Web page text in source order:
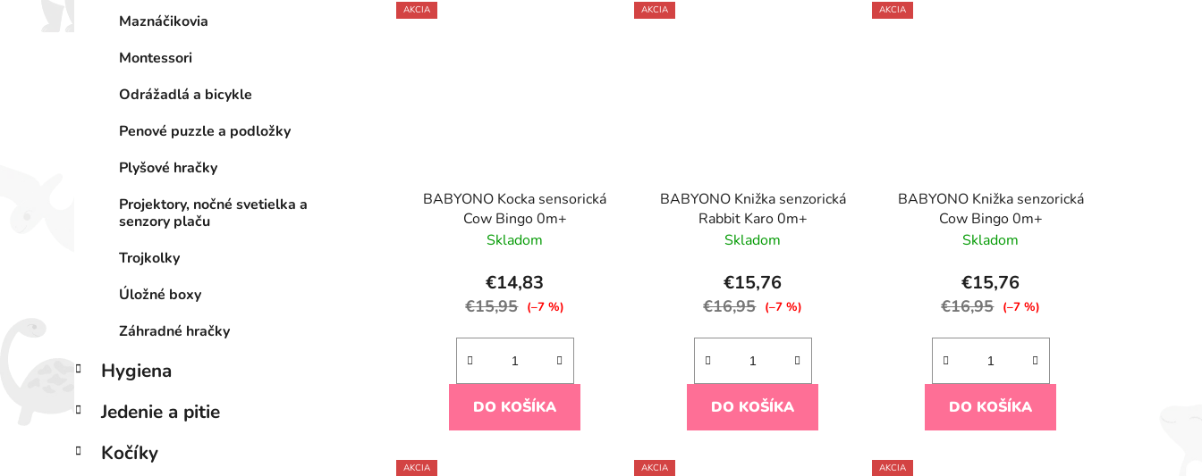
Maznáčikovia
Montessori
Odrážadlá a bicykle
Penové puzzle a podložky
Plyšové hračky
Projektory, nočné svetielka a
senzory plaču
Trojkolky
Úložné boxy
Záhradné hračky
Hygiena
Jedenie a pitie
Kočíky
AKCIA
BABYONO Kocka sensorická
Cow Bingo 0m+
Skladom
€14,83
€15,95 (–7 %)
DO KOŠÍKA
AKCIA
BABYONO Knižka senzorická
Rabbit Karo 0m+
Skladom
€15,76
€16,95 (–7 %)
DO KOŠÍKA
AKCIA
BABYONO Knižka senzorická
Cow Bingo 0m+
Skladom
€15,76
€16,95 (–7 %)
DO KOŠÍKA
AKCIA AKCIA AKCIA